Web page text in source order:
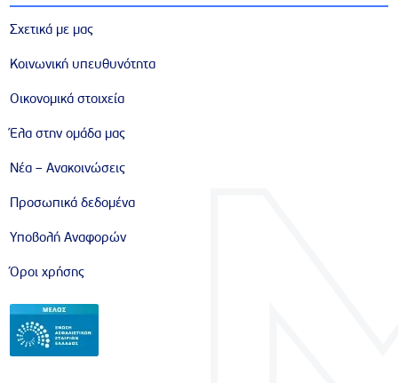
Σχετικά με μας
Κοινωνική υπευθυνότητα
Οικονομικά στοιχεία
Έλα στην ομάδα μας
Νέα – Ανακοινώσεις
Προσωπικά δεδομένα
Υποβολή Αναφορών
Όροι χρήσης